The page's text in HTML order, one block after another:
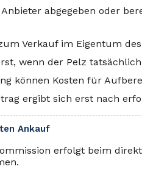
abgegeben oder
Verkauf im Eigentum
wenn der Pelz
können Kosten für
ergibt sich erst nach
Ankauf
erfolgt beim